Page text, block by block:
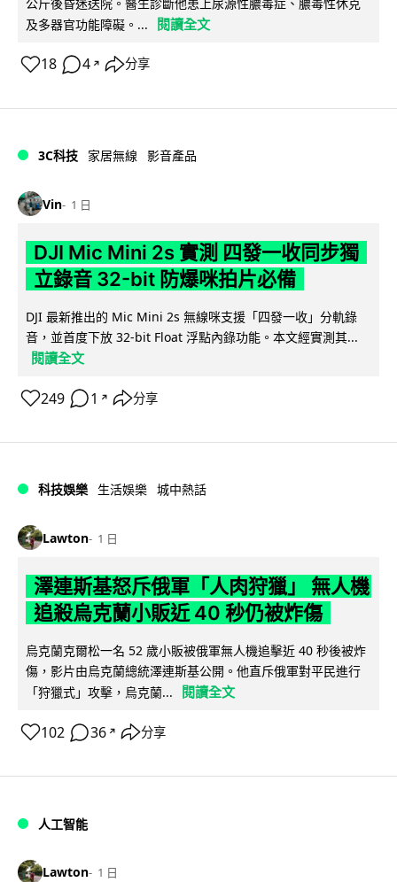
及多器官功能障礙。...
閱讀全文
18 4 ↗ 分享
3C科技 家居無線 影音產品
Vin 1 日
DJI Mic Mini 2s 實測 四發一收同步獨
立錄音 32-bit 防爆咪拍片必備
DJI 最新推出的 Mic Mini 2s 無線咪支援「四發一收」分軌錄
音，並首度下放 32-bit Float 浮點內錄功能。本文經實測其...
閱讀全文
249 1 ↗ 分享
科技娛樂 生活娛樂 城中熱話
Lawton 1 日
澤連斯基怒斥俄軍「人肉狩獵」 無人機
追殺烏克蘭小販近 40 秒仍被炸傷
烏克蘭克爾松一名 52 歲小販被俄軍無人機追擊近 40 秒後被炸
傷，影片由烏克蘭總統澤連斯基公開。他直斥俄軍對平民進行
「狩獵式」攻擊，烏克蘭...
閱讀全文
102 36 ↗ 分享
人工智能
Lawton 1 日